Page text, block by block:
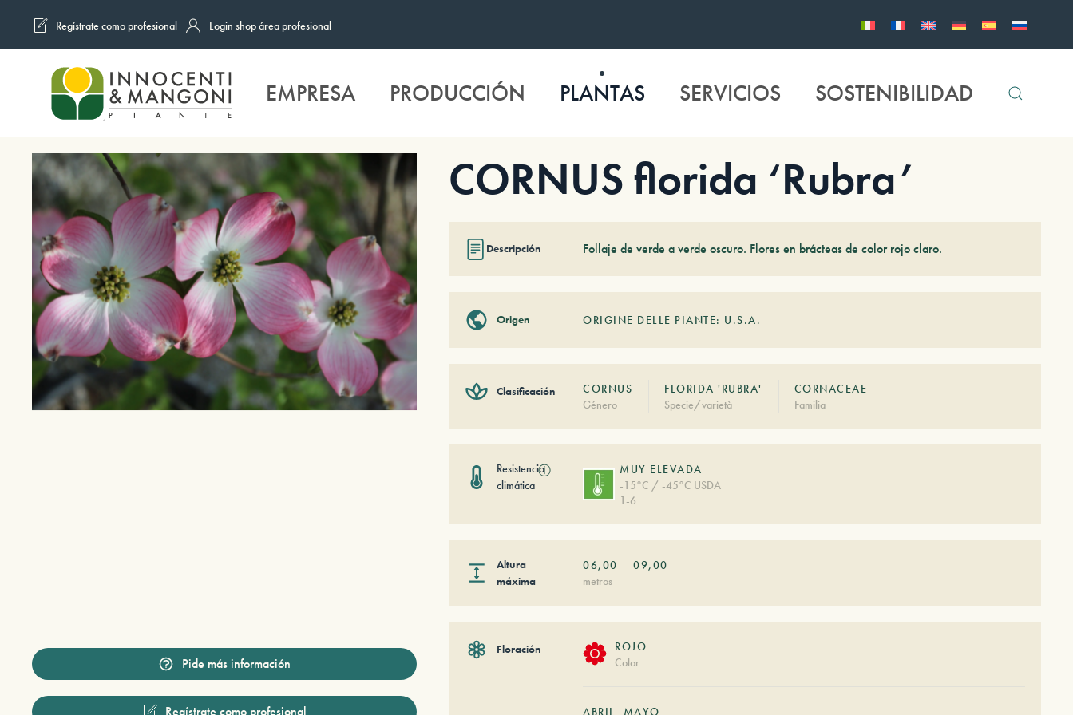
Skip to main content
Regístrate como profesional Login shop área profesional
EMPRESA PRODUCCIÓN PLANTAS SERVICIOS SOSTENIBILIDAD
Pide más información
Regístrate como profesional
CORNUS florida ‘Rubra’
Descripción Follaje de verde a verde oscuro. Flores en brácteas de color rojo claro.
Origen ORIGINE DELLE PIANTE: U.S.A.
Clasificación
CORNUS
Género
FLORIDA 'RUBRA'
Specie/varietà
CORNACEAE
Familia
Resistencia
climática
ⓘ
MUY ELEVADA
-15°C / -45°C USDA
1-6
Altura
máxima
06,00 –09,00
metros
Floración
ROJO
Color
ABRIL MAYO